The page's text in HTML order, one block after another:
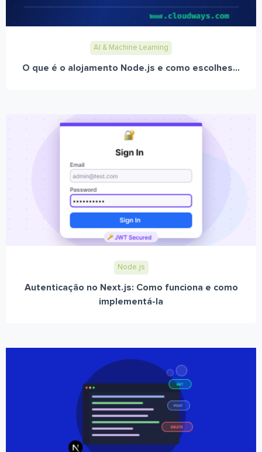
AI & Machine Learning
O que é o alojamento Node.js e como escolhes...
Node.js
Autenticação no Next.js: Como funciona e como
implementá-la